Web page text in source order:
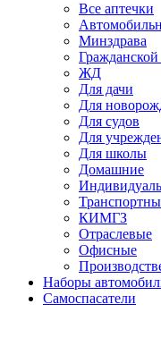
Все аптечки
Минздрава
ЖД
Для дачи
Для
Для судов
Для
Для школы
Домашние
КИМГЗ
Отраслевые
Офисные
Наборы
Самоспасатели